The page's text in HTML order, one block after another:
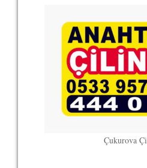
Çukurova